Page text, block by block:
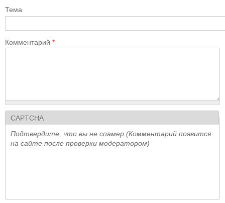
Тема
Комментарий *
CAPTCHA
Подтвердите, что вы не спамер (Комментарий появится
на сайте после проверки модератором)